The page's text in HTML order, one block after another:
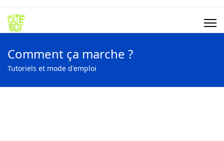
Comment ça marche ?
Tutoriels et mode d'emploi